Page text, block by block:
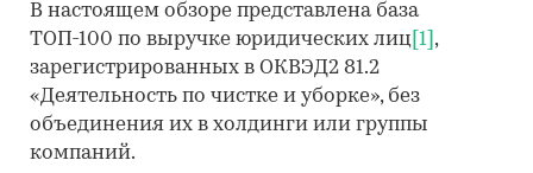
В настоящем обзоре представлена база
ТОП-100 по выручке юридических лиц [1] ,
зарегистрированных в ОКВЭД2 81.2
«Деятельность по чистке и уборке», без
объединения их в холдинги или группы
компаний.